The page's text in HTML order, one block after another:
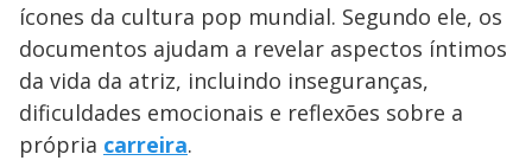
ícones da cultura pop mundial. Segundo ele, os
documentos ajudam a revelar aspectos íntimos
da vida da atriz, incluindo inseguranças,
dificuldades emocionais e reflexões sobre a
própria carreira.